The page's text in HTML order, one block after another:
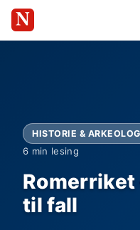
HISTORIE &
6 min lesing
til fall